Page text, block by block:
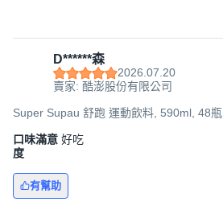
D******森
2026.07.20
賣家: 酷澎股份有限公司
Super Supau 舒跑 運動飲料, 590ml, 48瓶
口味滿意
度
好吃
有幫助